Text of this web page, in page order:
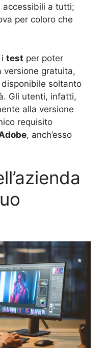
a tutti;
per coloro che
test per poter
versione gratuita,
soltanto
Gli utenti, infatti,
alla versione
requisito
, anch’esso